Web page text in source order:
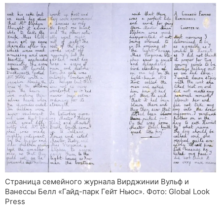
Страница семейного журнала Вирджинии Вульф и
Ванессы Белл «Гайд-парк Гейт Ньюс». Фото: Global Look
Press